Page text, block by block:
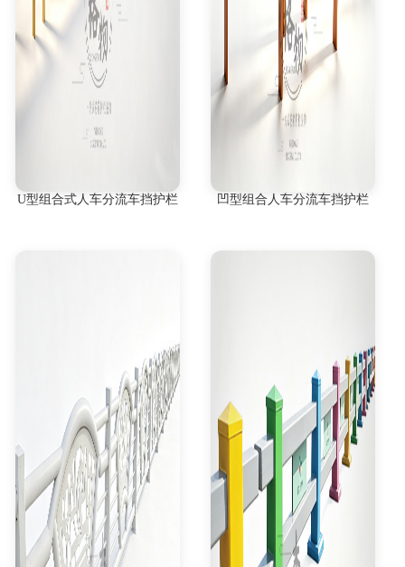
U型组合式人车分流车挡护栏 凹型组合人车分流车挡护栏